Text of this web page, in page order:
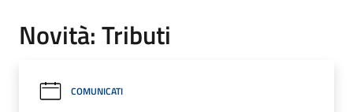
Novità: Tributi
COMUNICATI